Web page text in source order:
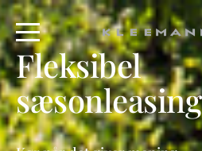
Fleksibel
sæsonleasing